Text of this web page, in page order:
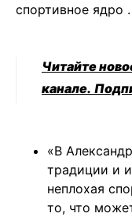
спортивное ядро .
Читайте
канале.
«В
традиции и
неплохая
то, что